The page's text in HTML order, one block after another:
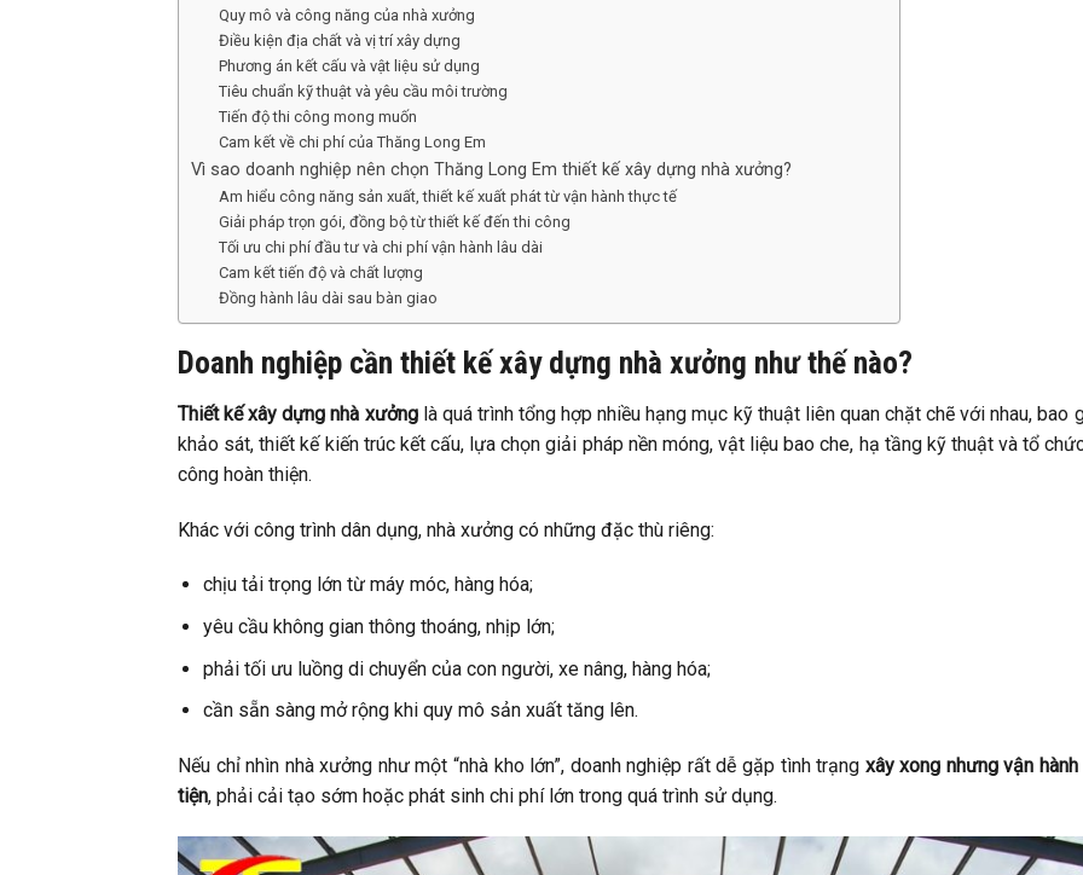
Quy mô và công năng của nhà xưởng
Điều kiện địa chất và vị trí xây dựng
Phương án kết cấu và vật liệu sử dụng
Tiêu chuẩn kỹ thuật và yêu cầu môi trường
Tiến độ thi công mong muốn
Cam kết về chi phí của Thăng Long Em
Vì sao doanh nghiệp nên chọn Thăng Long Em thiết kế xây dựng nhà xưởng?
Am hiểu công năng sản xuất, thiết kế xuất phát từ vận hành thực tế
Giải pháp trọn gói, đồng bộ từ thiết kế đến thi công
Tối ưu chi phí đầu tư và chi phí vận hành lâu dài
Cam kết tiến độ và chất lượng
Đồng hành lâu dài sau bàn giao
Doanh nghiệp cần thiết kế xây dựng nhà xưởng như thế nào?
Thiết kế xây dựng nhà xưởnglà quá trình tổng hợp nhiều hạng mục kỹ thuật liên quan chặt chẽ với nhau, bao
khảo sát, thiết kế kiến trúc kết cấu, lựa chọn giải pháp nền móng, vật liệu bao che, hạ tầng kỹ thuật và tổ
công hoàn thiện.
Khác với công trình dân dụng, nhà xưởng có những đặc thù riêng:
chịu tải trọng lớn từ máy móc, hàng hóa;
yêu cầu không gian thông thoáng, nhịp lớn;
phải tối ưu luồng di chuyển của con người, xe nâng, hàng hóa;
cần sẵn sàng mở rộng khi quy mô sản xuất tăng lên.
Nếu chỉ nhìn nhà xưởng như một “nhà kho lớn”, doanh nghiệp rất dễ gặp tình trạng xây xong nhưng vận
tiện, phải cải tạo sớm hoặc phát sinh chi phí lớn trong quá trình sử dụng.